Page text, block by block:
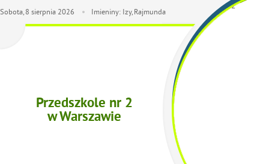
Przedszkole nr 2
w Warszawie
Sobota, 8 sierpnia 2026 Imieniny: Izy, Rajmunda